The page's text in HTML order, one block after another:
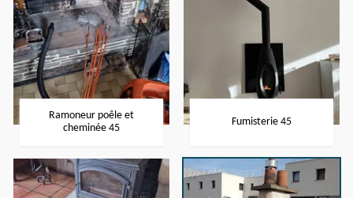
Ramoneur poêle et
cheminée 45
Fumisterie 45